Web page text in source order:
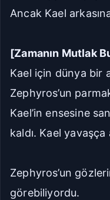
Ancak Kael
[Zamanın Mutlak
Kael için dünya bir
Zephyros’un
Kael’in ensesine
kaldı. Kael yavaşça
Zephyros’un
görebiliyordu.